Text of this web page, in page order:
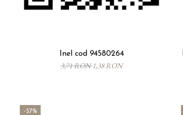
Inel cod 94580264
3,71 RON1,38 RON
-57%